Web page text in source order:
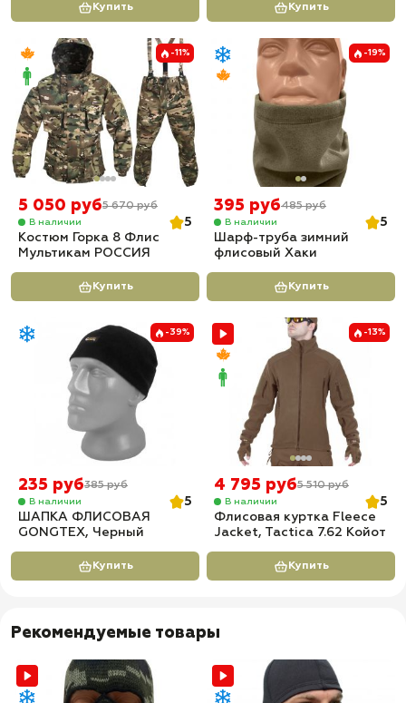
Купить Купить
-11%
5 050 руб5 670 руб
В наличии
5
Костюм Горка 8 Флис
Мультикам РОССИЯ
Купить
-19%
395 руб485 руб
В наличии
5
Шарф-труба зимний
флисовый Хаки
Купить
-39%
235 руб385 руб
В наличии
5
ШАПКА ФЛИСОВАЯ
GONGTEX, Черный
Купить
-13%
4 795 руб5 510 руб
В наличии
5
Флисовая куртка Fleece
Jacket, Tactica 7.62 Койот
Купить
Рекомендуемые товары